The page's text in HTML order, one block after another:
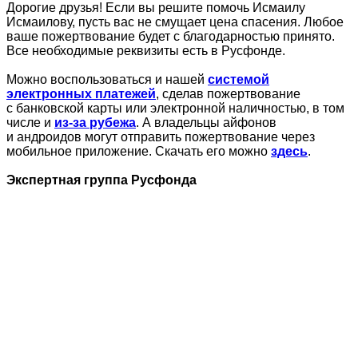
Дорогие друзья! Если вы решите помочь Исмаилу
Исмаилову, пусть вас не смущает цена спасения. Любое
ваше пожертвование будет с благодарностью принято.
Все необходимые реквизиты есть в Русфонде.
Можно воспользоваться и нашей системой
электронных платежей, сделав пожертвование
с банковской карты или электронной наличностью, в том
числе и из-за рубежа. А владельцы айфонов
и андроидов могут отправить пожертвование через
мобильное приложение. Скачать его можно здесь.
Экспертная группа Русфонда